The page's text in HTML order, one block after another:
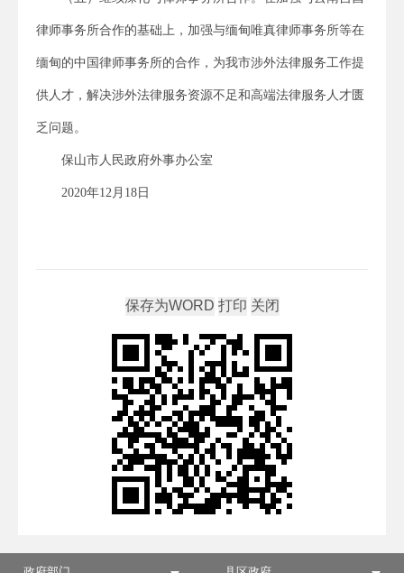
律师事务所合作的基础上，加强与缅甸唯真律师事务所等在
缅甸的中国律师事务所的合作，为我市涉外法律服务工作提
供人才，解决涉外法律服务资源不足和高端法律服务人才匮
乏问题。
保山市人民政府外事办公室
2020年12月18日